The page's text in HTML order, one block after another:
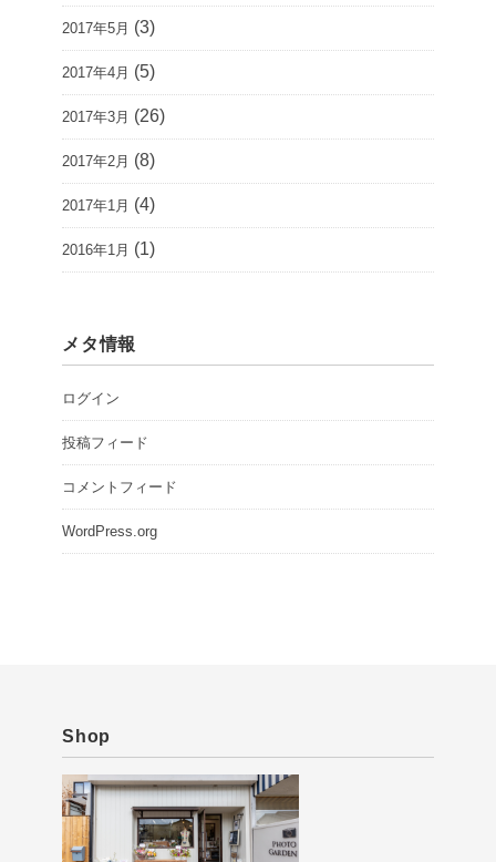
2017年5月 (3)
2017年4月 (5)
2017年3月 (26)
2017年2月 (8)
2017年1月 (4)
2016年1月 (1)
メタ情報
ログイン
投稿フィード
コメントフィード
WordPress.org
Shop